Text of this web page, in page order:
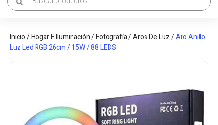
Inicio/Hogar E Iluminación/Fotografía/Aros De Luz/Aro Anillo
Luz Led RGB 26cm / 15W / 88 LEDS